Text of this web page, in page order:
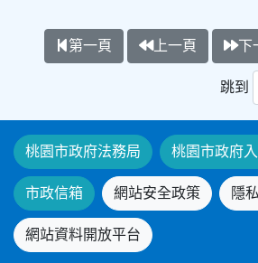
第一頁 上一頁 下
跳到
桃園市政府法務局 桃園市政府
市政信箱 網站安全政策 隱
網站資料開放平台